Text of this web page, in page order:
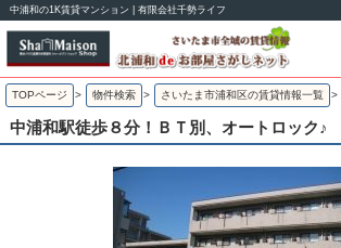
中浦和の1K賃貸マンション | 有限会社千勢ライフ
TOPページ > 物件検索 > さいたま市浦和区の賃貸情報一覧 >
中浦和駅徒歩８分！ＢＴ別、オートロック♪